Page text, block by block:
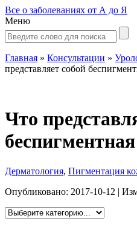
Все о заболеваниях от А до Я
Меню
Главная » Консультации »
представляет собой
Что
Дерматология, Пигментация
Опубликовано: 2017-10-12 |